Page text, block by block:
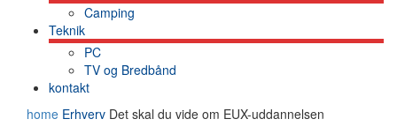
Camping
Teknik
PC
TV og Bredbånd
kontakt
home Erhverv Det skal du vide om EUX-uddannelsen